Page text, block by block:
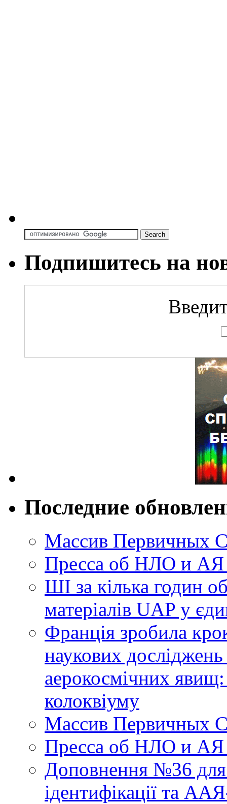
Подпишитесь на
Последние
Массив Первичных
Пресса об НЛО и
ШІ за кілька годин
матеріалів UAP у
Франція зробила
наукових
аерокосмічних
колоквіуму
Массив Первичных
Пресса об НЛО и
Доповнення №36
ідентифікації та